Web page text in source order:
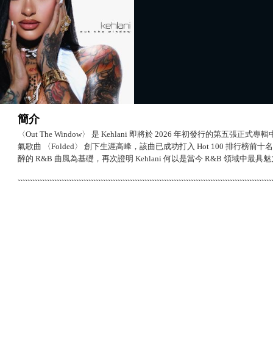
簡介
〈Out The Window〉 是 Kehlani 即將於 2026 年初發行的第五張正式專
氣歌曲 〈Folded〉 創下生涯高峰，該曲已成功打入 Hot 100 排行榜前十
醉的 R&B 曲風為基礎，再次證明 Kehlani 何以是當今 R&B 領域中最具